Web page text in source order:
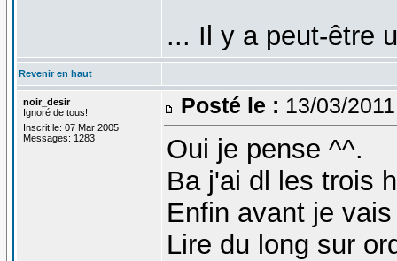
... Il y a peut-être
Revenir en haut
noir_desir
Ignoré de tous!
Inscrit le: 07 Mar 2005
Messages: 1283
Posté le : 13/03/
Oui je pense ^^.
Ba j'ai dl les trois
Enfin avant je
Lire du long sur